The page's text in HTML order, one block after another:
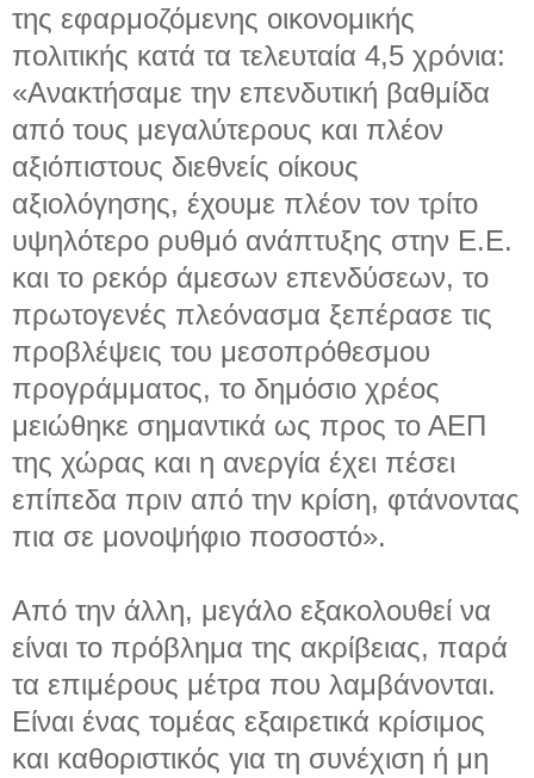
της εφαρμοζόμενης οικονομικής
πολιτικής κατά τα τελευταία 4,5 χρόνια:
«Ανακτήσαμε την επενδυτική βαθμίδα
από τους μεγαλύτερους και πλέον
αξιόπιστους διεθνείς οίκους
αξιολόγησης, έχουμε πλέον τον τρίτο
υψηλότερο ρυθμό ανάπτυξης στην Ε.Ε.
και το ρεκόρ άμεσων επενδύσεων, το
πρωτογενές πλεόνασμα ξεπέρασε τις
προβλέψεις του μεσοπρόθεσμου
προγράμματος, το δημόσιο χρέος
μειώθηκε σημαντικά ως προς το ΑΕΠ
της χώρας και η ανεργία έχει πέσει
επίπεδα πριν από την κρίση, φτάνοντας
πια σε μονοψήφιο ποσοστό».
Από την άλλη, μεγάλο εξακολουθεί να
είναι το πρόβλημα της ακρίβειας, παρά
τα επιμέρους μέτρα που λαμβάνονται.
Είναι ένας τομέας εξαιρετικά κρίσιμος
και καθοριστικός για τη συνέχιση ή μη